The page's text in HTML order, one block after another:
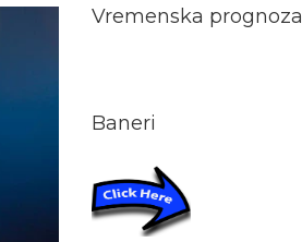
Vremenska prognoza
Baneri